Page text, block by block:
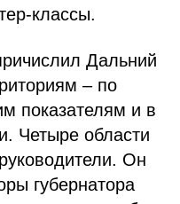
классы.
Дальний
– по
показателям и в
Четыре области
Он
губернатора